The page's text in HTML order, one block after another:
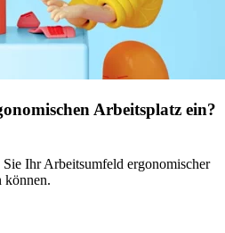
Arbeitsplatz ein?
Ihr Arbeitsumfeld ergonomischer
können.